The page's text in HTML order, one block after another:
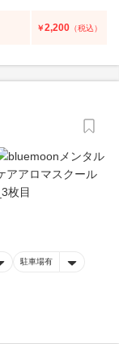
￥2,200 （税込）
駐車場有